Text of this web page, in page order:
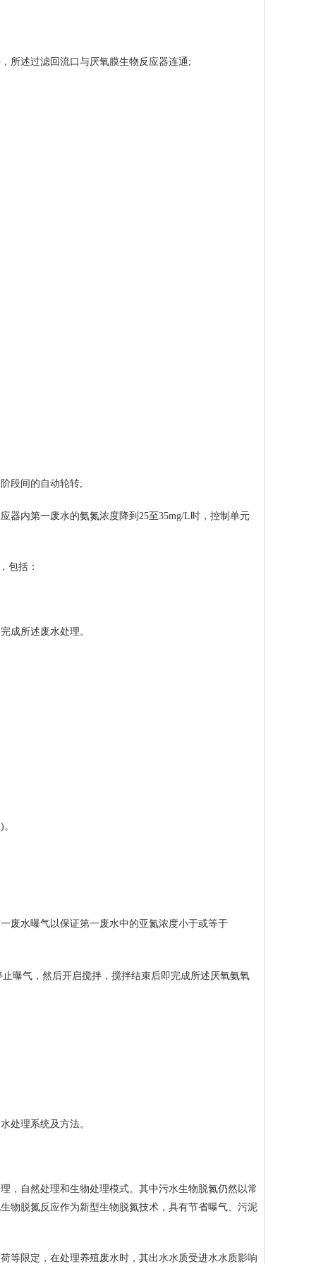
述过滤回流口与厌氧膜生物反应器连通;
段间的自动轮转;
内第一废水的氨氮浓度降到25至35mg/L时，控制单元
包括：
成所述废水处理。
水曝气以保证第一废水中的亚氮浓度小于或等于
曝气，然后开启搅拌，搅拌结束后即完成所述厌氧氨氧
处理系统及方法。
自然处理和生物处理模式。其中污水生物脱氮仍然以常
物脱氮反应作为新型生物脱氮技术，具有节省曝气、污泥
限定，在处理养殖废水时，其出水水质受进水水质影响